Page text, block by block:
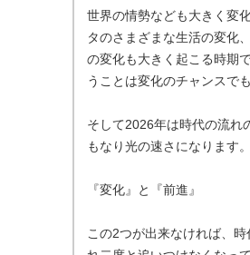
世界の情勢なども大きく変
タのさまざまな生活の変化
の変化も大きく起こる時期
うことは変化のチャンスで
そして2026年は時代の流れ
もなり光の速さになります
『変化』と『前進』
この2つが出来なければ、